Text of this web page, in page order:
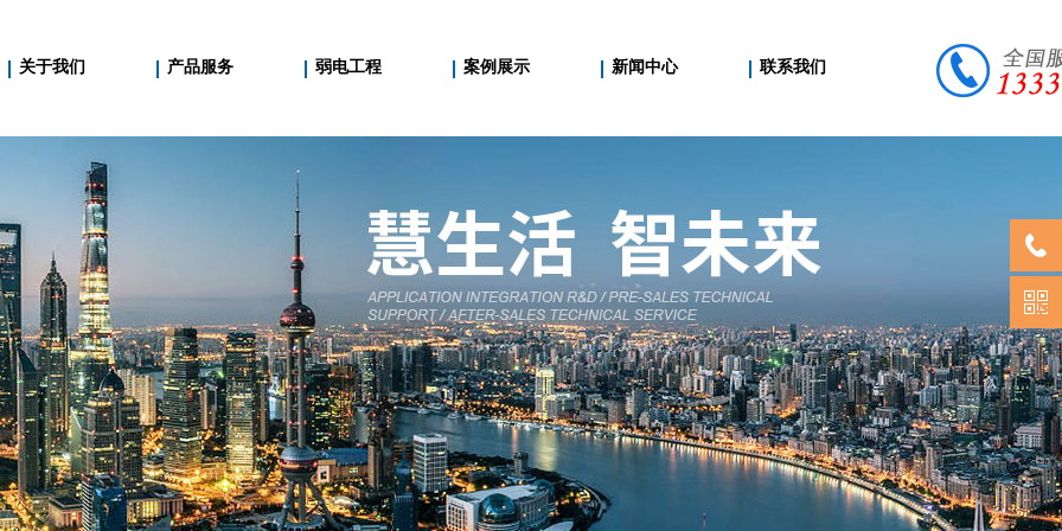
关于我们 产品服务 弱电工程 案例展示 新闻中心 联系我们